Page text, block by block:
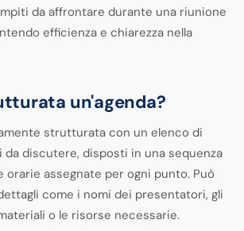
da affrontare durante una riunione
efficienza e chiarezza nella
un'agenda?
strutturata con un elenco di
discutere, disposti in una sequenza
orarie assegnate per ogni punto. Può
come i nomi dei presentatori, gli
o le risorse necessarie.